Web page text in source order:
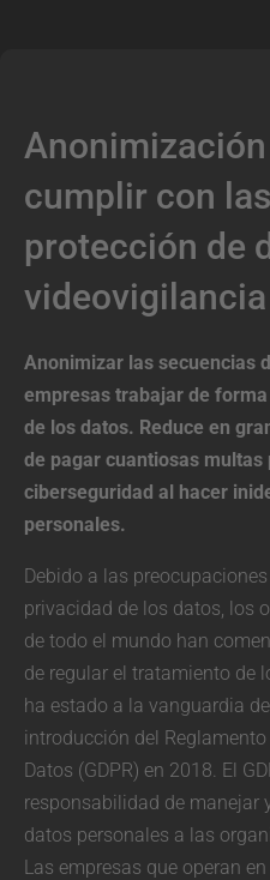
Anonimización
cumplir con
protección de
videovigilancia
Anonimizar las secuencias
empresas trabajar de
de los datos. Reduce en
de pagar cuantiosas
ciberseguridad al hacer
personales.
Debido a las
privacidad de los datos, los
de todo el mundo han
de regular el tratamiento de
ha estado a la vanguardia
introducción del
Datos (GDPR) en 2018. El
responsabilidad de manejar
datos personales a las
Las empresas que operan